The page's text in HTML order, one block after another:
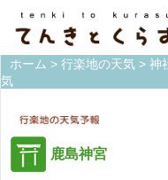
ホーム > 行楽地の天気 > 神
気
鹿島神宮